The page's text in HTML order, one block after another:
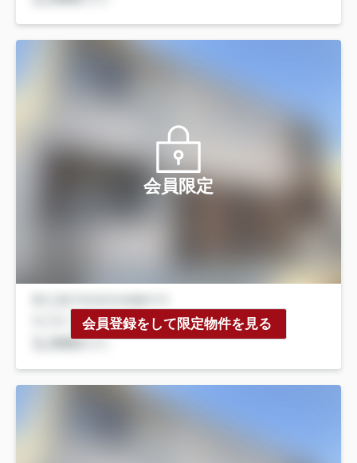
会員限定
会員登録をして限定物件を見る